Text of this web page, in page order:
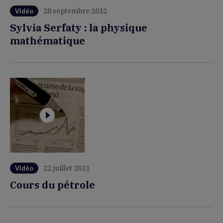
Vidéo 28 septembre 2012
Sylvia Serfaty : la physique
mathématique
Vidéo 22 juillet 2011
Cours du pétrole